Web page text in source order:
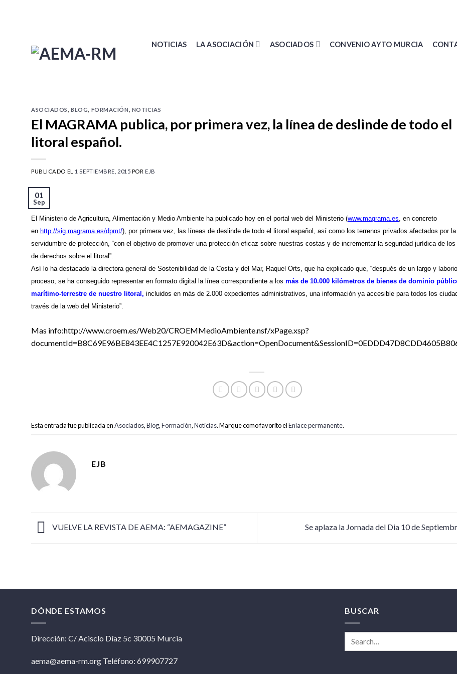
NOTICIAS LA ASOCIACIÓN ASOCIADOS CONVENIO AYTO MURCIA
ASOCIADOS ,BLOG FORMACIÓN NOTICIAS
El MAGRAMA publica, por primera vez, la línea de deslinde de todo el
litoral español.
PUBLICADO EL 1 SEPTIEMBRE, 2015 POR EJB
01
Sep
El Ministerio de Agricultura, Alimentación y Medio Ambiente ha publicado hoy en el portal web del Ministerio (www.magrama.es , en concreto
en http://sig.magrama.es/dpmt/), por primera vez, las líneas de deslinde de todo el litoral español, así como los terrenos privados afectados por la
servidumbre de protección, “con el objetivo de promover una protección eficaz sobre nuestras costas y de incrementar la seguridad jurídica de los
de derechos sobre el litoral”.
Así lo ha destacado la directora general de Sostenibilidad de la Costa y del Mar, Raquel Orts, que ha explicado que, “después de un largo y
proceso, se ha conseguido representar en formato digital la línea correspondiente a los más de 10.000 kilómetros de bienes de dominio
marítimo-terrestre de nuestro litoral, incluidos en más de 2.000 expedientes administrativos, una información ya accesible para todos los
través de la web del Ministerio”.
Mas info:http://www.croem.es/Web20/CROEMMedioAmbiente.nsf/xPage.xsp?
Esta entrada fue publicada enAsociados,Blog,Formación,Noticias. Marque como favorito elEnlace permanente.
EJB
VUELVE LA REVISTA DE AEMA: “AEMAGAZINE” Se aplaza la Jornada del Dia 10 de
DÓNDE ESTAMOS
Dirección: C/ Acisclo Díaz 5c 30005 Murcia
aema@aema-rm.org Teléfono: 699907727
BUSCAR